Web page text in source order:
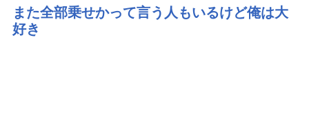
また全部乗せかって言う人もいるけど俺は大
好き